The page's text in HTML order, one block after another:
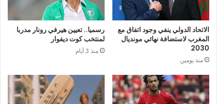
الاتحاد الدولي ينفي وجود اتفاق مع
المغرب لاستضافة نهائي مونديال
2030
منذ يومين
رسميا.. تعيين هيرفي رونار مدربا
لمنتخب كوت ديفوار
منذ 3 أيام